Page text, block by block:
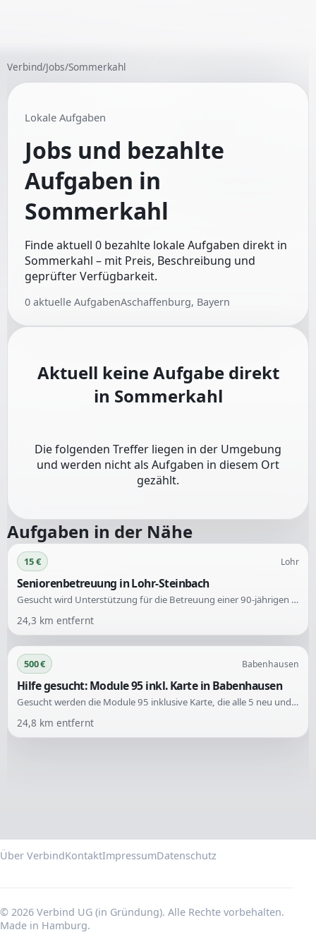
Verbind/Jobs/Sommerkahl
Lokale Aufgaben
Jobs und bezahlte
Aufgaben in
Sommerkahl
Finde aktuell 0 bezahlte lokale Aufgaben direkt in
Sommerkahl – mit Preis, Beschreibung und
geprüfter Verfügbarkeit.
0 aktuelle AufgabenAschaffenburg, Bayern
Aktuell keine Aufgabe direkt
in Sommerkahl
Die folgenden Treffer liegen in der Umgebung
und werden nicht als Aufgaben in diesem Ort
gezählt.
Aufgaben in der Nähe
15 € Lohr
Seniorenbetreuung in Lohr-Steinbach
Gesucht wird Unterstützung für die Betreuung einer 90-jährigen Seniorin mit leichter Demenz. Hilfe wird im Haushalt, bei Reinigungsarbeiten, der Wäsche, der Medikamentenversorgung sowie bei Spaziergängen benötigt.
24,3 km entfernt
500 € Babenhausen
Hilfe gesucht: Module 95 inkl. Karte in Babenhausen
Gesucht werden die Module 95 inklusive Karte, die alle 5 neu und aktuell eingetragen sind. Vor Jahren konnte man diese einfach bei einer Fahrschule erhalten, jedoch ist dies heute nicht mehr möglich. Es wird Hilfe zur Beschaffung dieser Module benötigt.
24,8 km entfernt
Über VerbindKontaktImpressumDatenschutz
© 2026 Verbind UG (in Gründung). Alle Rechte vorbehalten.
Made in Hamburg.